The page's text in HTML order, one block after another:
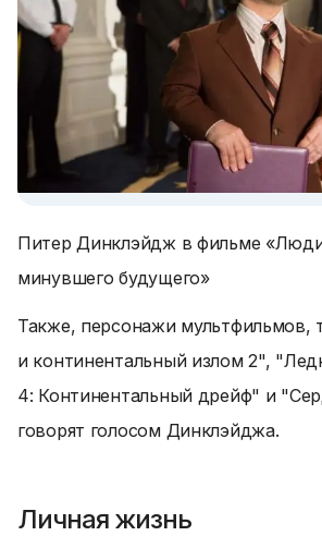
Питер Динклэйдж в фильме
минувшего будущего»
Также, персонажи мультфильмов,
и континентальный излом 2",
4: Континентальный дрейф" и
говорят голосом Динклэйджа.
Личная жизнь